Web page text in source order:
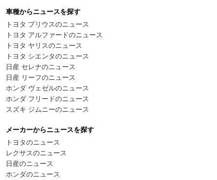
車種からニュースを探す
トヨタ プリウスのニュース
トヨタ アルファードのニュース
トヨタ ヤリスのニュース
トヨタ シエンタのニュース
日産 セレナのニュース
日産 リーフのニュース
ホンダ ヴェゼルのニュース
ホンダ フリードのニュース
スズキ ジムニーのニュース
メーカーからニュースを探す
トヨタのニュース
レクサスのニュース
日産のニュース
ホンダのニュース